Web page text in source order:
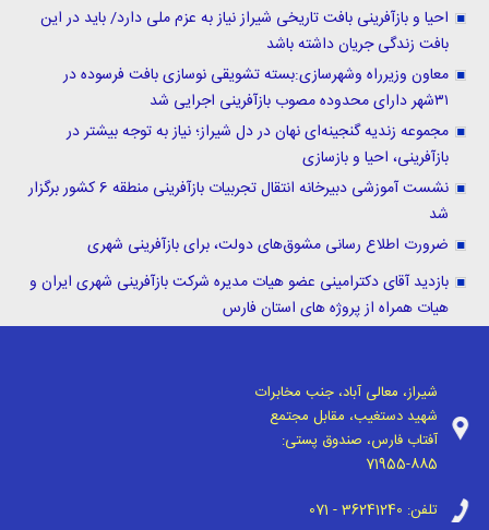
احیا و بازآفرینی بافت تاریخی شیراز نیاز به عزم ملی دارد/ باید در این
بافت زندگی جریان داشته باشد
معاون وزیرراه وشهرسازی:بسته تشویقی نوسازی بافت فرسوده در
۳۱شهر دارای محدوده مصوب بازآفرینی اجرایی شد
مجموعه زندیه گنجینه‌ای نهان در دل شیراز؛ نیاز به توجه بیشتر در
بازآفرینی، احیا و بازسازی
نشست آموزشی دبیرخانه انتقال تجربیات بازآفرینی منطقه 6 کشور برگزار
شد
ضرورت اطلاع رسانی مشوق‌های دولت، برای بازآفرینی شهری
بازدید آقای دکترامینی عضو هیات مدیره شرکت بازآفرینی شهری ایران و
هیات همراه از پروژه های استان فارس
شیراز، معالی آباد، جنب مخابرات
شهید دستغیب، مقابل مجتمع
آفتاب فارس، صندوق پستی:
71955-885
تلفن: 071 - 36241240